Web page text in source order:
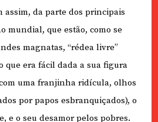
assim, da parte dos principais
mundial, que estão, como se
magnatas, “rédea livre”
que era fácil dada a sua figura
uma franjinha ridícula, olhos
por papos esbranquiçados), o
e o seu desamor pelos pobres.